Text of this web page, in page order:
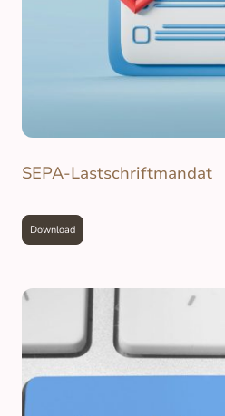
SEPA-Lastschriftmandat
Download